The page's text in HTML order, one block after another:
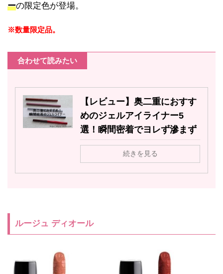
ーの限定色が登場。
※数量限定品。
合わせて読みたい
【レビュー】奥二重におすす
めのジェルアイライナー5
選！瞬間密着でヨレず滲まず
続きを見る
ルージュ ディオール